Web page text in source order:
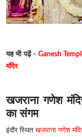
यह भी पढ़ें - Ganesh
मंदिर
खजराना गणेश
का संगम
इंदौर स्थितखजराना गणेश